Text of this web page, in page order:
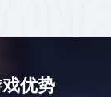
优势